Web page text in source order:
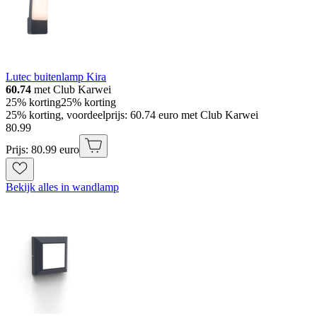
Lutec buitenlamp Kira
60.74 met Club Karwei
25% korting25% korting
25% korting, voordeelprijs: 60.74 euro met Club Karwei
80.99
Prijs: 80.99 euro
Bekijk alles in wandlamp